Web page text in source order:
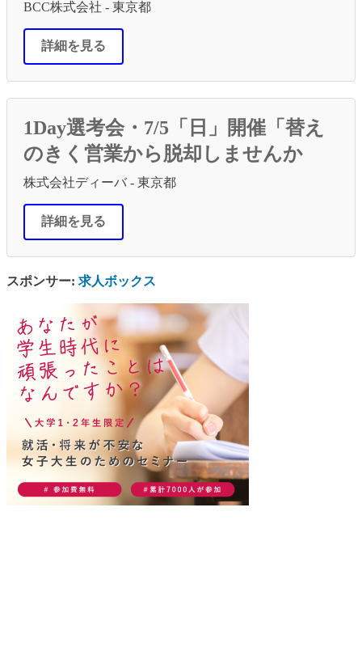
BCC株式会社 - 東京都
詳細を見る
1Day選考会・7/5「日」開催「替え
のきく営業から脱却しませんか
株式会社ディーバ - 東京都
詳細を見る
スポンサー: 求人ボックス